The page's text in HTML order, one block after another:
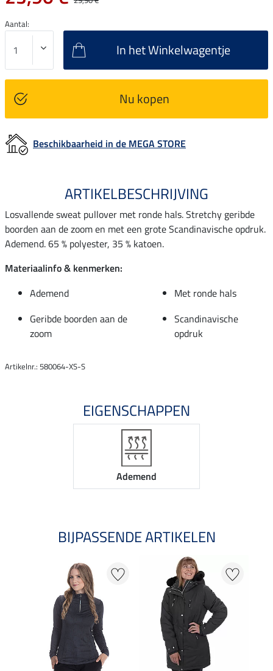
Aantal:
In het Winkelwagentje
Nu kopen
Beschikbaarheid in de MEGA STORE
ARTIKELBESCHRIJVING
Losvallende sweat pullover met ronde hals. Stretchy geribde
boorden aan de zoom en met een grote Scandinavische opdruk.
Ademend. 65 % polyester, 35 % katoen.
Materiaalinfo & kenmerken:
Ademend
Met ronde hals
Geribde boorden aan de
zoom
Scandinavische
opdruk
Artikelnr.: 580064-XS-S
EIGENSCHAPPEN
Ademend
BIJPASSENDE ARTIKELEN